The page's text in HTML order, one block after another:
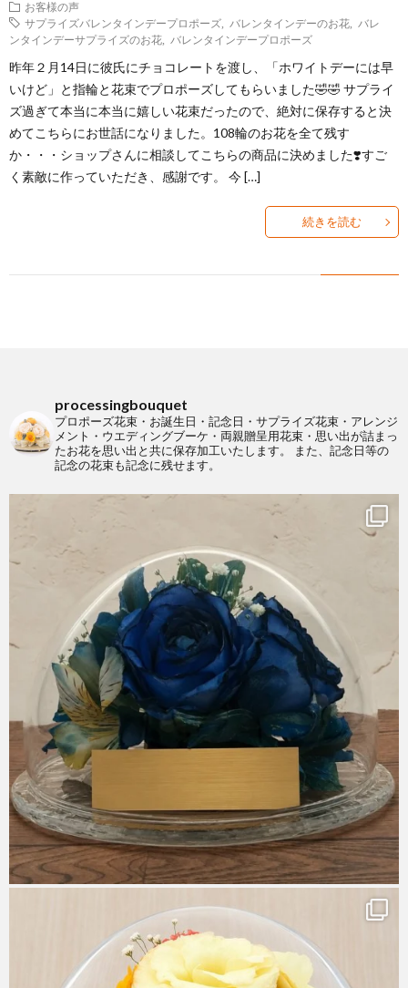
お客様の声
サプライズバレンタインデープロポーズ
バレンタインデーのお花
バレ
ンタインデーサプライズのお花
バレンタインデープロポーズ
昨年２月14日に彼氏にチョコレートを渡し、「ホワイトデーには早
いけど」と指輪と花束でプロポーズしてもらいました🤣🤣 サプライ
ズ過ぎて本当に本当に嬉しい花束だったので、絶対に保存すると決
めてこちらにお世話になりました。108輪のお花を全て残す
か・・・ショップさんに相談してこちらの商品に決めました❣️すご
く素敵に作っていただき、感謝です。 今 […]
続きを読む
processingbouquet
プロポーズ花束・お誕生日・記念日・サプライズ花束・アレンジ
メント・ウエディングブーケ・両親贈呈用花束・思い出が詰まっ
たお花を思い出と共に保存加工いたします。
また、記念日等の
記念の花束も記念に残せます。